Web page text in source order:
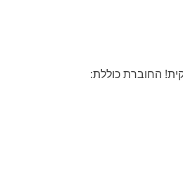
החוברת כוללת: